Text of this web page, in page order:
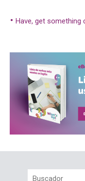
Have, get something